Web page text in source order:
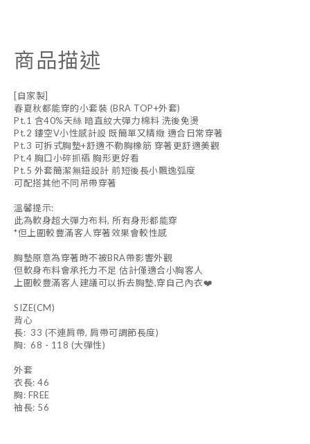
商品描述
[自家製]
春夏秋都能穿的小套裝 (BRA TOP+外套)
Pt.1 含40%天絲 暗直紋大彈力棉料 洗後免燙
Pt.2 鏤空V小性感計設 既簡單又精緻 適合日常穿著
Pt.3 可拆式胸墊+舒適不勒胸橡筋 穿著更舒適美觀
Pt.4 胸口小碎抓褶 胸形更好看
Pt.5 外套簡潔無鈕設計 前短後長小飄逸弧度
可配搭其他不同吊帶穿著
溫馨提示:
此為軟身超大彈力布料, 所有身形都能穿
*但上圍較豐滿客人穿著效果會較性感
胸墊原意為穿著時不被BRA帶影響外觀
但軟身布料會承托力不足 估計僅適合小胸客人
上圍較豐滿客人建議可以拆去胸墊,穿自己內衣❤️
SIZE(CM)
背心
長: 33 (不連肩帶, 肩帶可調節長度)
胸: 68 - 118 (大彈性)
外套
衣長: 46
胸: FREE
袖長: 56